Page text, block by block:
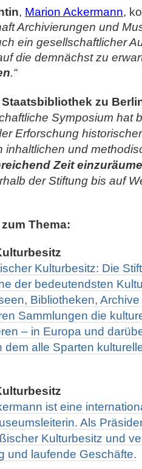
, Marion Ackermann,
Archivierungen und
ein gesellschaftlicher
die demnächst zu
.“
Staatsbibliothek zu
Symposium hat
Erforschung
inhaltlichen und
Zeit
der Stiftung bis auf
Thema:
Kulturbesitz: Die
der bedeutendsten
Bibliotheken,
Sammlungen die
– in Europa und
dem alle Sparten
ist eine
Als
Kulturbesitz und
und laufende Geschäfte.